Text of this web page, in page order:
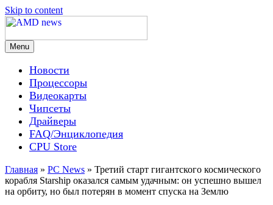
Skip to content
AMD news
Menu
Новости
Процессоры
Видеокарты
Чипсеты
Драйверы
FAQ/Энциклопедия
CPU Store
Главная » PC News » Третий старт гигантского космического
корабля Starship оказался самым удачным: он успешно вышел
на орбиту, но был потерян в момент спуска на Землю